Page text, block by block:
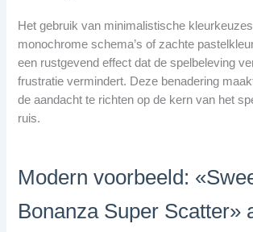
Het gebruik van minimalistische
monochrome schema’s of zachte
een rustgevend effect dat de spelbeleving
frustratie vermindert. Deze benadering
de aandacht te richten op de kern van het
ruis.
Modern voorbeeld:
Bonanza Super Scatter»